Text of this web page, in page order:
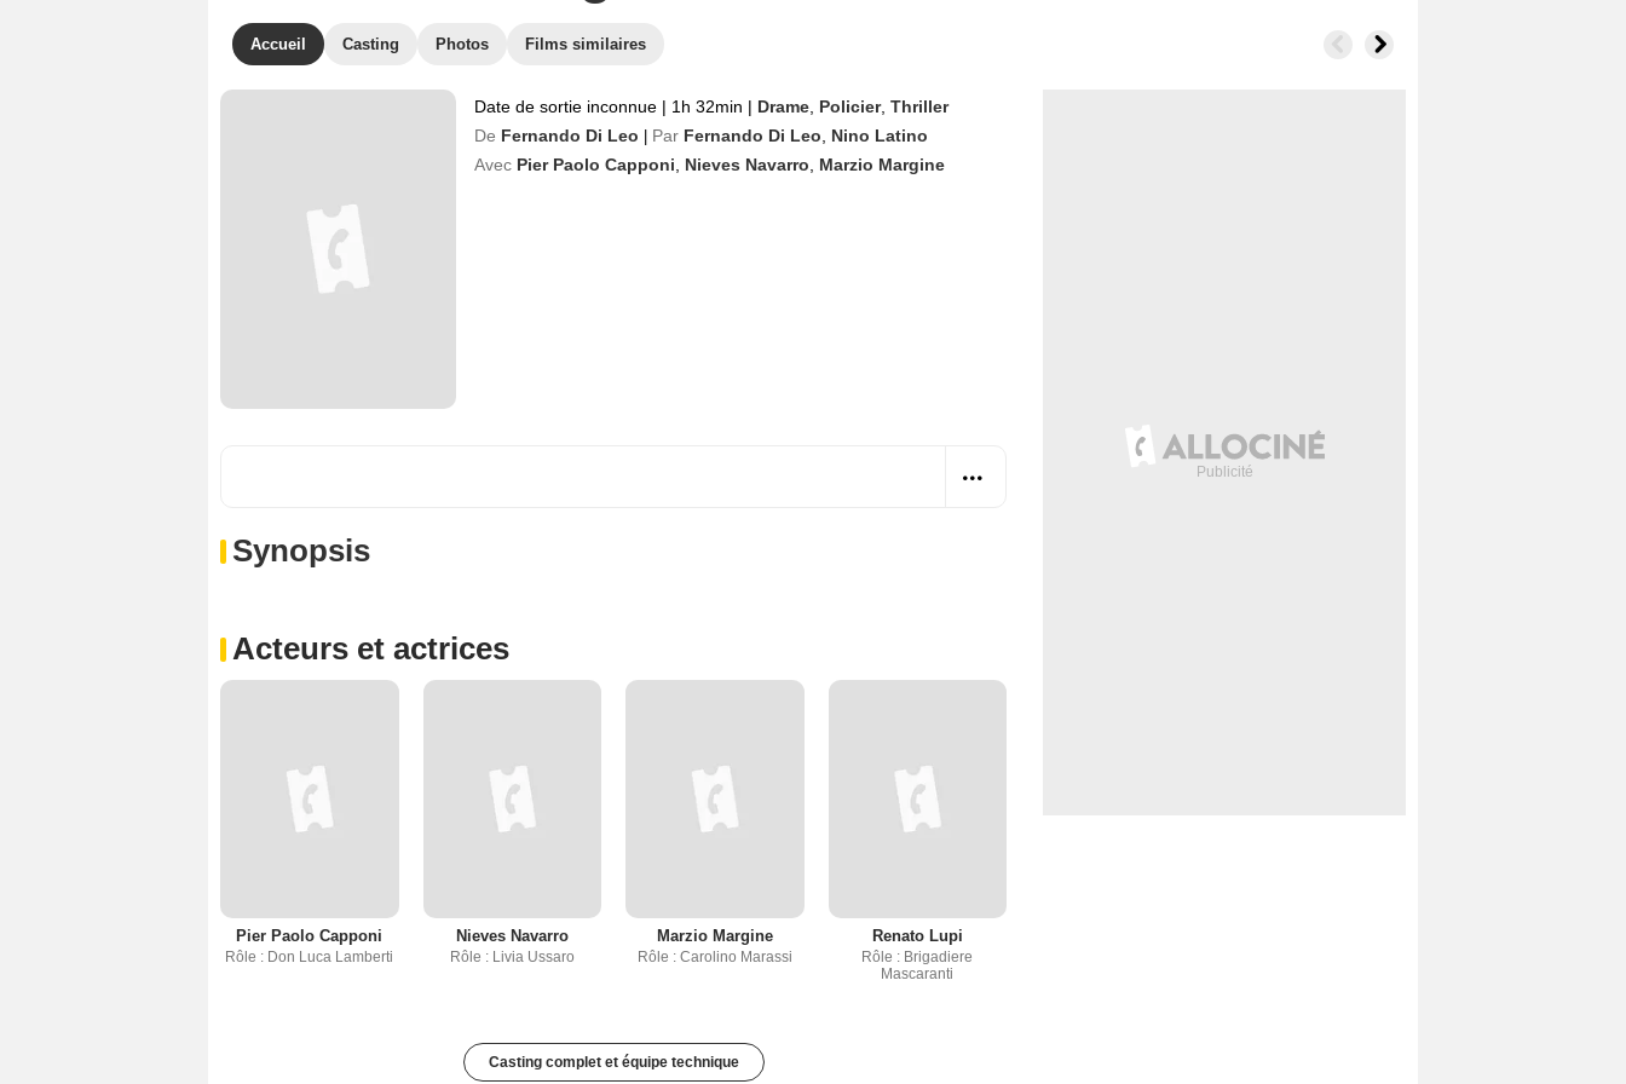
Accueil Casting Photos Films similaires
Date de sortie inconnue | 1h 32min | Drame Policier, Thriller
De Fernando Di Leo Par Fernando Di Leo
Nino Latino
Avec Pier Paolo Capponi Nieves Navarro Marzio Margine
Synopsis
Acteurs et actrices
Pier Paolo Capponi
Rôle : Don Luca Lamberti
Nieves Navarro
Rôle : Livia Ussaro
Marzio Margine
Rôle : Carolino Marassi
Renato Lupi
Rôle : Brigadiere
Mascaranti
Casting complet et équipe technique